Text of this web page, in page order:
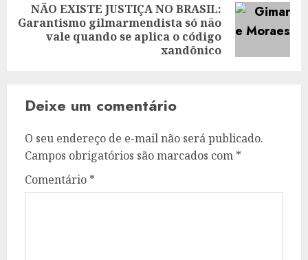
Next
NÃO EXISTE JUSTIÇA NO BRASIL:
Garantismo gilmarmendista só não
vale quando se aplica o código
xandônico
Deixe um comentário
O seu endereço de e-mail não será publicado.
Campos obrigatórios são marcados com *
Comentário *